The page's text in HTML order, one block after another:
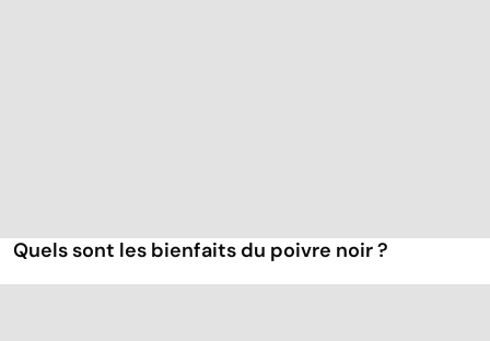
Quels sont les bienfaits du poivre noir ?